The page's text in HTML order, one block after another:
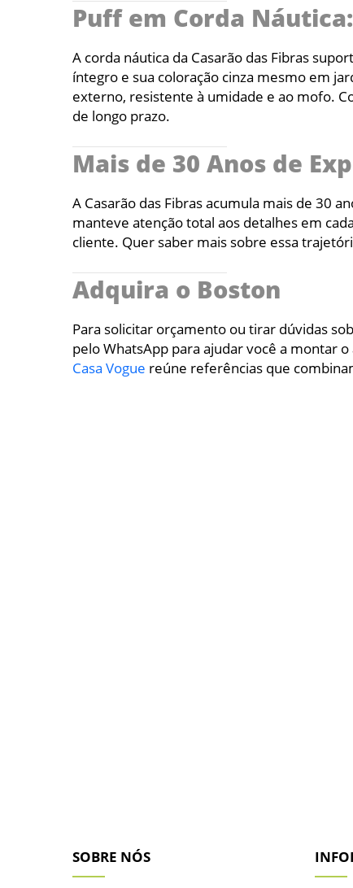
Puff em Corda
A corda náutica da Casarão das Fibras
íntegro e sua coloração cinza mesmo em
externo, resistente à umidade e ao mofo.
de longo prazo.
Mais de 30 Anos de
A Casarão das Fibras acumula mais de 30
manteve atenção total aos detalhes em
cliente. Quer saber mais sobre essa
Adquira o Boston
Para solicitar orçamento ou tirar dúvidas
pelo WhatsApp para ajudar você a montar
Casa Vogue reúne referências que
SOBRE NÓS